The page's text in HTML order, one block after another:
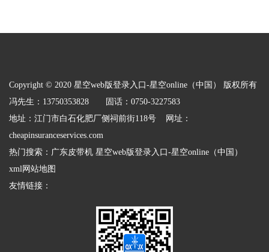
Copyright © 2020 星空web版登录入口-星空online（中国） 版权所有
冯先生：13750353828 固话：0750-3227583
地址：江门市白石化肥厂侧祠前街118号 网址：
cheapinsuranceservices.com
热门搜索： 广东皮带机 星空web版登录入口-星空online（中国）
xml网站地图
友情链接：